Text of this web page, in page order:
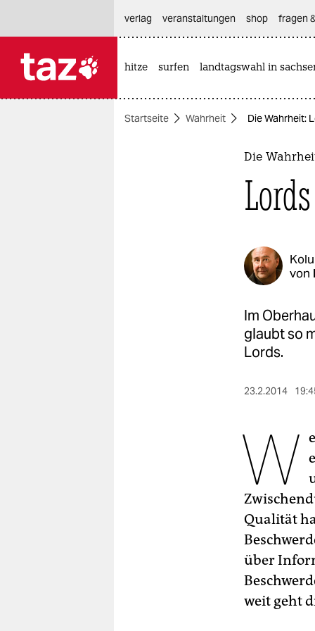
themen
verlag
veranstaltungen shop fragen
hitze surfen landtagswahl in
Startseite Wahrheit Die Wahrheit:
Die
von
Im
glaubt so
Lords.
23.2.2014
W
Qualität
über
weit geht